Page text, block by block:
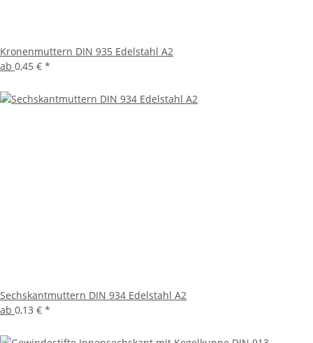
Kronenmuttern DIN 935 Edelstahl A2
ab 0,45 € *
Sechskantmuttern DIN 934 Edelstahl A2
ab 0,13 € *